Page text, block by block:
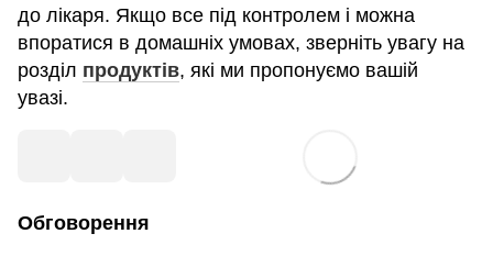
до лікаря. Якщо все під контролем і можна
впоратися в домашніх умовах, зверніть увагу на
розділ продуктів, які ми пропонуємо вашій
увазі.
Обговорення